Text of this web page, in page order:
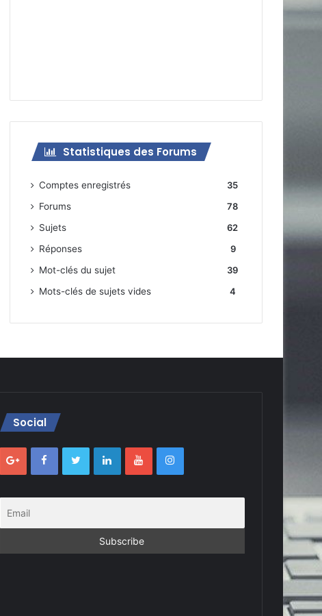
Statistiques des Forums
Comptes enregistrés
35
Forums
78
Sujets
62
Réponses
9
Mot-clés du sujet
39
Mots-clés de sujets vides
4
Social